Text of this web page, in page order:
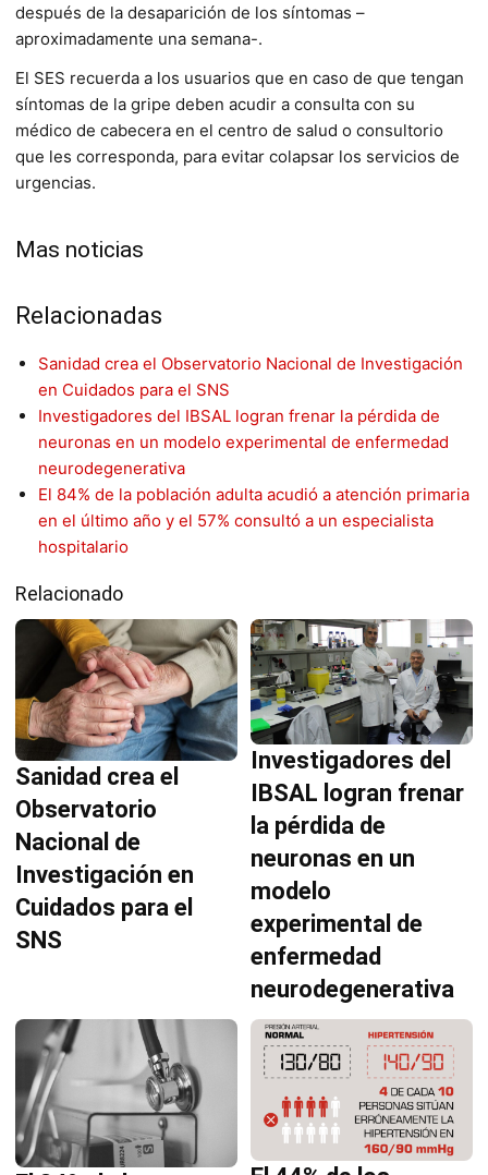
después de la desaparición de los síntomas –
aproximadamente una semana-.
El SES recuerda a los usuarios que en caso de que tengan
síntomas de la gripe deben acudir a consulta con su
médico de cabecera en el centro de salud o consultorio
que les corresponda, para evitar colapsar los servicios de
urgencias.
Mas noticias
Relacionadas
Sanidad crea el Observatorio Nacional de Investigación
en Cuidados para el SNS
Investigadores del IBSAL logran frenar la pérdida de
neuronas en un modelo experimental de enfermedad
neurodegenerativa
El 84% de la población adulta acudió a atención primaria
en el último año y el 57% consultó a un especialista
hospitalario
Relacionado
Sanidad crea el
Observatorio
Nacional de
Investigación en
Cuidados para el
SNS
Investigadores del
IBSAL logran frenar
la pérdida de
neuronas en un
modelo
experimental de
enfermedad
neurodegenerativa